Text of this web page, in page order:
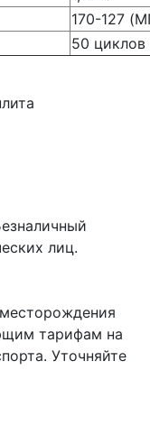
170-127
50 циклов
лиц.
тарифам на
Уточняйте